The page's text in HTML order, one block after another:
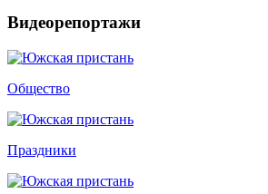
Видеорепортажи
Общество
Праздники